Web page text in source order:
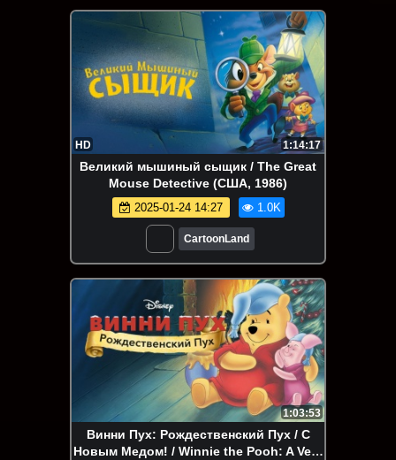
HD 1:14:17
Великий мышиный сыщик / The Great
Mouse Detective (США, 1986)
2025-01-24 14:27 1.0K
CartoonLand
1:03:53
Винни Пух: Рождественский Пух / С
Новым Медом! / Winnie the Pooh: A Very